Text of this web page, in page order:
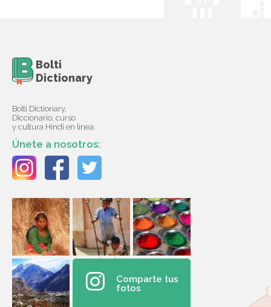
Bolti
Dictionary
Bolti Dictionary,
Diccionario, curso
y cultura Hindi en línea
Únete a nosotros:
Comparte tus
fotos